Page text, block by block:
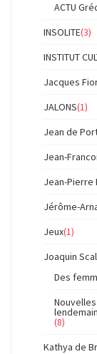
ACTU
INSOLITE(3)
INSTITUT
Jacques
JALONS(1)
Jean de
Jean-
Jean-Pierre
Jérôme-
Jeux(1)
Joaquin
Des
lendemain
(8)
Kathya de